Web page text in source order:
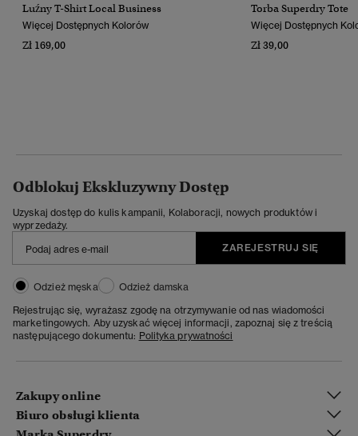
Luźny T-Shirt Local Business
Więcej Dostępnych Kolorów
Zł 169,00
Torba Superdry Tote
Więcej Dostępnych
Zł 39,00
Odblokuj Ekskluzywny Dostęp
Uzyskaj dostęp do kulis kampanii, Kolaboracji, nowych produktów i
wyprzedaży.
ZAREJESTRUJ SIĘ
Odzież męska
Odzież damska
Rejestrując się, wyrażasz zgodę na otrzymywanie od nas wiadomości
marketingowych. Aby uzyskać więcej informacji, zapoznaj się z treścią
następującego dokumentu: Polityka prywatności
Zakupy online
Biuro obsługi klienta